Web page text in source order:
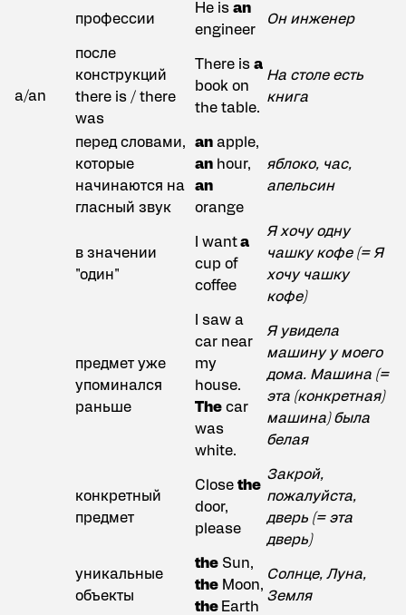
a/an
профессии
He is an
engineer
Он инженер
после
конструкций
there is / there
was
There is a
book on
the table.
На столе есть
книга
перед словами,
которые
начинаются на
гласный звук
an apple,
an hour,
an
orange
яблоко, час,
апельсин
в значении
"один"
I wanta
cup of
coffee
Я хочу одну
чашку кофе (= Я
хочу чашку
кофе)
предмет уже
упоминался
раньше
I saw a
car near
my
house.
The car
was
white.
Я увидела
машину у моего
дома. Машина (=
эта (конкретная)
машина) была
белая
конкретный
предмет
Close the
door,
please
Закрой,
пожалуйста,
дверь (= эта
дверь)
уникальные
объекты
the Sun,
the Moon,
the Earth
Солнце, Луна,
Земля